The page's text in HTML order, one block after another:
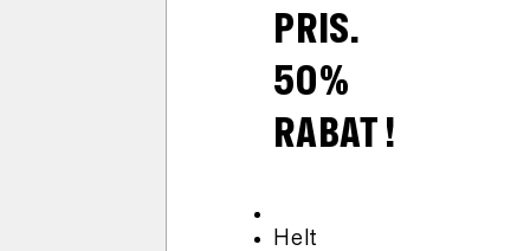
PRIS.
50%
RABAT !
Helt